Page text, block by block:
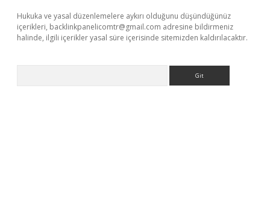
Hukuka ve yasal düzenlemelere aykırı olduğunu düşündüğünüz
içerikleri, backlinkpanelicomtr@gmail.com adresine bildirmeniz
halinde, ilgili içerikler yasal süre içerisinde sitemizden kaldırılacaktır.